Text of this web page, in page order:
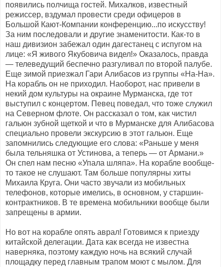
появились полчища гостей. Михалков, известный
режиссер, вздумал провести среди офицеров в
Большой Кают-Компании конференцию...по искусству!
За ним последовали и другие знаменитости. Как-то в
наш дивизион забежал один дагестанец с испугом на
лице: «Я живого Якубовича видел!» Оказалось, правда
— телеведущий беспечно разгуливал по второй палубе.
Еще зимой приезжал Гари Алибасов из группы «На-На».
На корабль он не приходил. Наоборот, нас привели в
некий дом культуры на окраине Мурманска, где тот
выступил с концертом. Певец поведал, что тоже служил
на Северном флоте. Он рассказал о том, как чистил
гальюн зубной щеткой и что в Мурманске для Алибасова
специально провели экскурсию в этот гальюн. Еще
запомнились следующие его слова: «Раньше у меня
была тельняшка от Устинова, а теперь — от Армани.»
Он спел нам песню «Упала шляпа». На корабле вообще-
то такое не слушают. Там больше популярны хиты
Михаила Круга. Они часто звучали из мобильных
телефонов, которые имелись, в основном, у старшин-
контрактников. В те времена мобильники вообще были
запрещены в армии.
Но вот на корабле опять аврал! Готовимся к приезду
китайской делегации. Дата как всегда не известна
наверняка, поэтому каждую ночь на всякий случай
площадку перед главным трапом моют с мылом. Для